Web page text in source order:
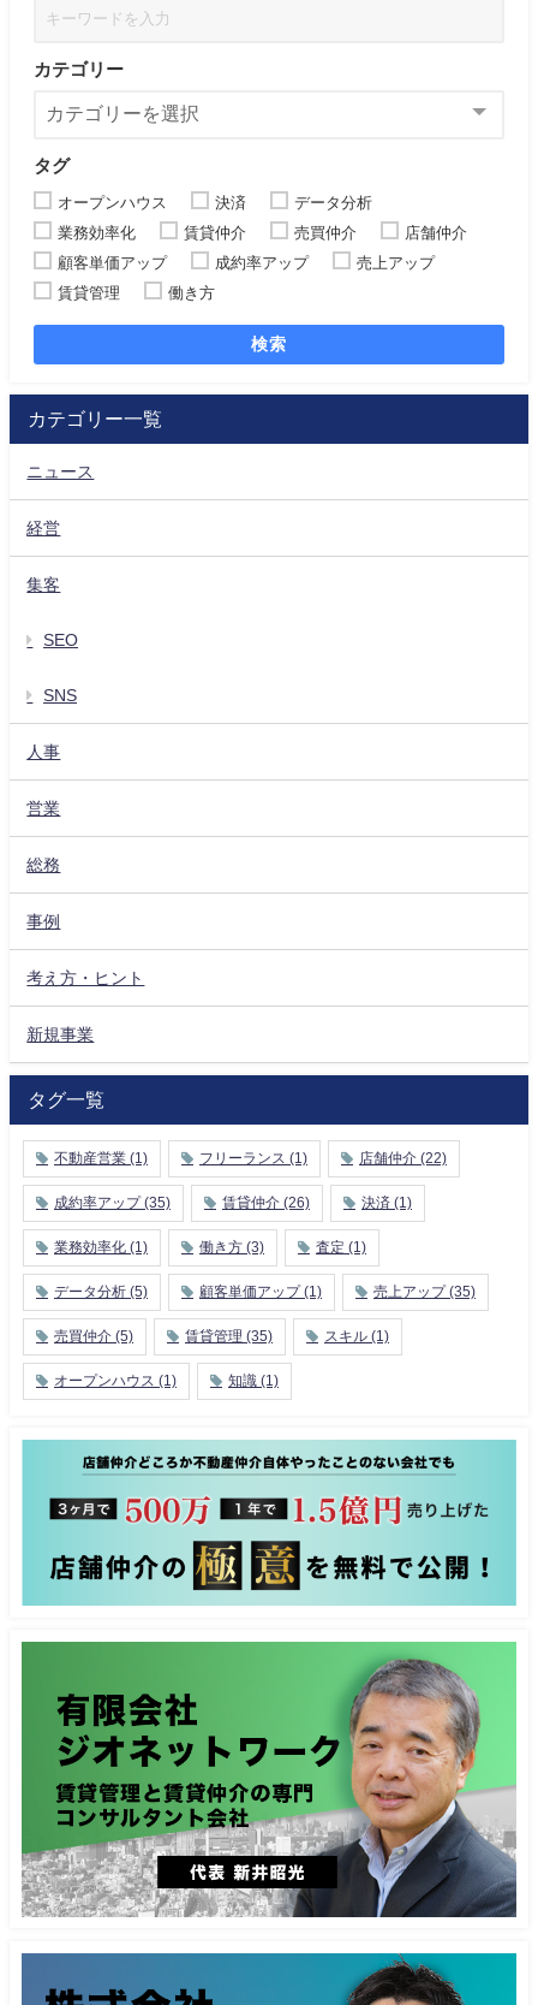
カテゴリー
タグ
オープンハウス 決済
データ分析
業務効率化
賃貸仲介 売買仲介
店舗仲介
顧客単価アップ
成約率アップ
売上アップ
賃貸管理
働き方
検索
カテゴリー一覧
ニュース
経営
集客
SEO
SNS
人事
営業
総務
事例
考え方・ヒント
新規事業
タグ一覧
不動産営業 (1) フリーランス (1) 店舗仲介 (22)
成約率アップ (35) 賃貸仲介 (26) 決済 (1)
業務効率化 (1) 働き方 (3) 査定 (1)
データ分析 (5) 顧客単価アップ (1) 売上アップ (35)
売買仲介 (5) 賃貸管理 (35) スキル (1)
オープンハウス (1) 知識 (1)